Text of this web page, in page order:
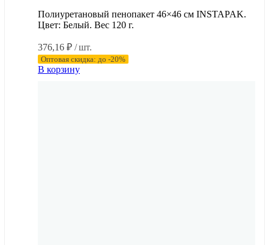
Полиуретановый пенопакет 46×46 см INSTAPAK.
Цвет: Белый. Вес 120 г.
376,16 ₽ / шт.
Оптовая скидка: до -20%
В корзину